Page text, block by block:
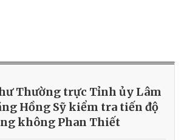
Thường trực Tỉnh ủy Lâm
Hồng Sỹ kiểm tra tiến độ
không Phan Thiết